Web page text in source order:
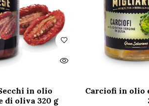
in olio
di oliva 320 g
Carciofi in olio